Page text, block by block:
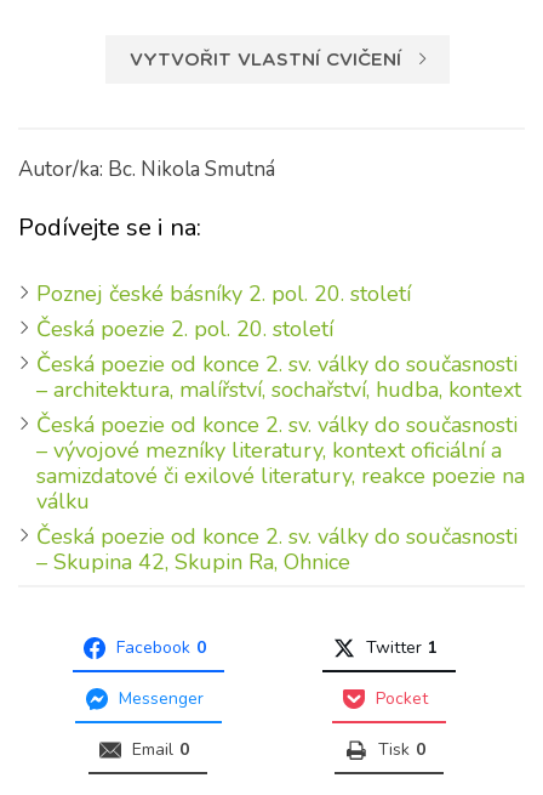
VYTVOŘIT VLASTNÍ CVIČENÍ
Autor/ka: Bc. Nikola Smutná
Podívejte se i na:
Poznej české básníky 2. pol. 20. století
Česká poezie 2. pol. 20. století
Česká poezie od konce 2. sv. války do současnosti
– architektura, malířství, sochařství, hudba, kontext
Česká poezie od konce 2. sv. války do současnosti
– vývojové mezníky literatury, kontext oficiální a
samizdatové či exilové literatury, reakce poezie na
válku
Česká poezie od konce 2. sv. války do současnosti
– Skupina 42, Skupin Ra, Ohnice
Facebook 0 Twitter 1
Messenger Pocket
Email 0 Tisk 0